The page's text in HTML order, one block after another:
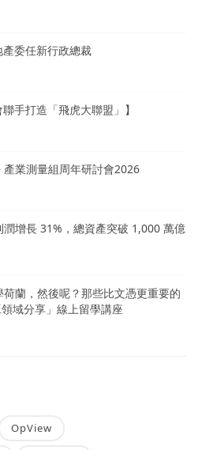
委任新行政總裁
聯手打造「飛虎大聯盟」】
產業測量組周年研討會2026
增長 31%，總資產突破 1,000 萬億
蘭，然後呢？那些比文憑更重要的
域分享」線上留學講座
OpView